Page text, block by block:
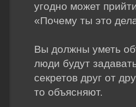
угодно может
«Почему ты это
Вы должны уметь
люди будут
секретов друг от
то объясняют.